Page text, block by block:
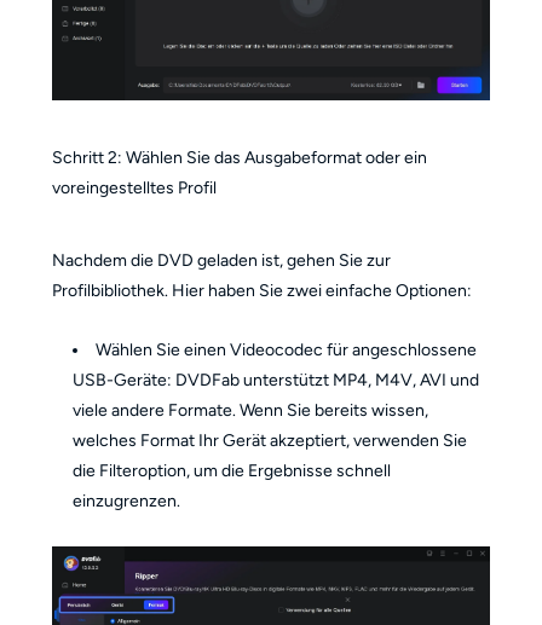
Schritt 2: Wählen Sie das Ausgabeformat oder ein
voreingestelltes Profil
Nachdem die DVD geladen ist, gehen Sie zur
Profilbibliothek. Hier haben Sie zwei einfache Optionen:
Wählen Sie einen Videocodec für angeschlossene
USB-Geräte: DVDFab unterstützt MP4, M4V, AVI und
viele andere Formate. Wenn Sie bereits wissen,
welches Format Ihr Gerät akzeptiert, verwenden Sie
die Filteroption, um die Ergebnisse schnell
einzugrenzen.